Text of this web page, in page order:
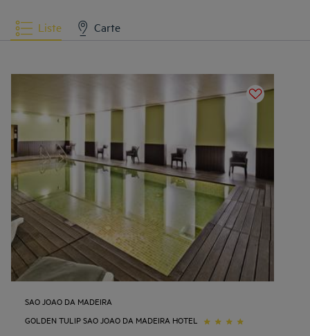
Liste Carte
SAO JOAO DA MADEIRA
GOLDEN TULIP SAO JOAO DA MADEIRA HOTEL